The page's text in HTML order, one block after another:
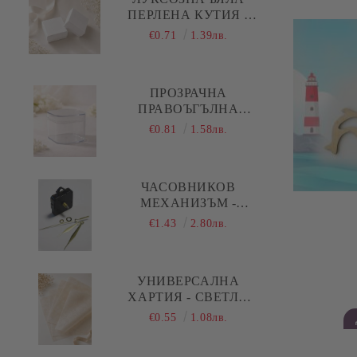
изрязване
ПЕРЛЕНА КУТИЯ -
5,00 Х 5,00 Х 1,50 СМ
€0.71 1.39лв.
ПРОЗРАЧНА
ПРАВОЪГЪЛНА
АКРИЛНА КУТИЯ С
€0.81 1.58лв.
ЧАСОВНИКОВ
МЕХАНИЗЪМ -
ПЛАВЕН ( ДЪЛГА
€1.43 2.80лв.
УНИВЕРСАЛНА
ХАРТИЯ - СВЕТЛО
БЕЖОВО - 29,00 Х
€0.55 1.08лв.